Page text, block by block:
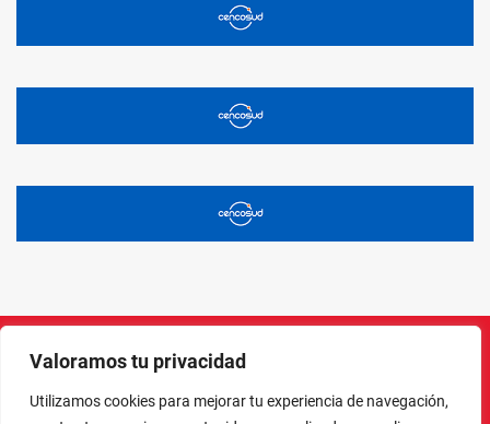
Valoramos tu privacidad
Utilizamos cookies para mejorar tu experiencia de navegación,
InstagramFacebook
X